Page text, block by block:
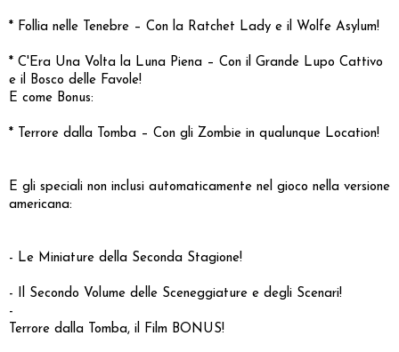
* Follia nelle Tenebre – Con la Ratchet Lady e il Wolfe Asylum!
* C'Era Una Volta la Luna Piena – Con il Grande Lupo Cattivo
e il Bosco delle Favole!
E come Bonus:
* Terrore dalla Tomba – Con gli Zombie in qualunque Location!
E gli speciali non inclusi automaticamente nel gioco nella versione
americana:
- Le Miniature della Seconda Stagione!
- Il Secondo Volume delle Sceneggiature e degli Scenari!
-
Terrore dalla Tomba, il Film BONUS!